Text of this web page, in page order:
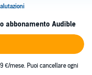
abbonamento Audible
€/mese. Puoi cancellare ogni